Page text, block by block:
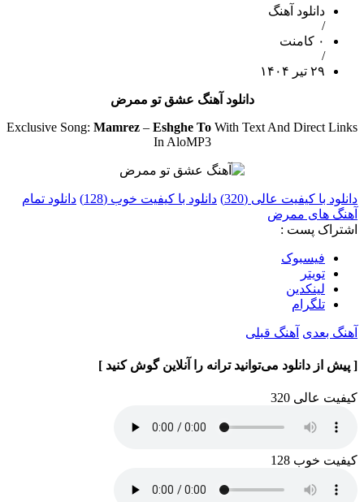
دانلود آهنگ
/
۰ کامنت
/
۲۹ تیر ۱۴۰۴
دانلود آهنگ عشق تو ممرض
Exclusive Song: Mamrez – Eshghe To With Text And Direct Links
In AloMP3
دانلود با کیفیت عالی (320) دانلود با کیفیت خوب (128)
دانلود تمام
آهنگ های ممرض
اشتراک پست :
فيسبوک
تويتر
لینکدین
تلگرام
آهنگ بعدی آهنگ قبلی
[ پیش از دانلود می‌توانید ترانه را آنلاین گوش کنید ]
کیفیت عالی 320
کیفیت خوب 128